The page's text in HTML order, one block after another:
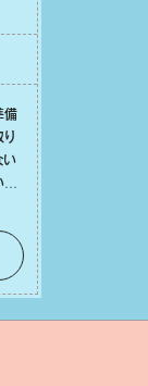
備
い
に
に